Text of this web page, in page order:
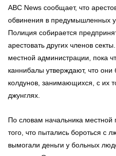
ABC News сообщает, что
обвинения в предумышленных
Полиция собирается
арестовать других членов
местной администрации, пока
каннибалы утверждают, что они
колдунов, занимающихся, с их
джунглях.
По словам начальника местной
того, что пытались бороться с
вымогали деньги у больных